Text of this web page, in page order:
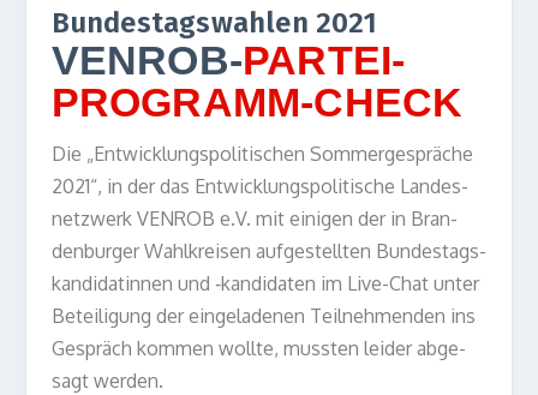
Bundestagswahlen 2021
VENROB-PARTEI-
PROGRAMM-CHECK
Die „Ent­wick­lungs­po­li­ti­schen Som­mer­ge­sprä­che
2021“, in der das Ent­wick­lungs­po­li­ti­sche Lan­des­
netz­werk VENROB e.V. mit eini­gen der in Bran­
den­bur­ger Wahl­krei­sen auf­ge­stell­ten Bun­des­tags­
kan­di­da­tin­nen und ‑kan­di­da­ten im Live-Chat unter
Betei­li­gung der ein­ge­la­de­nen Teil­neh­men­den ins
Gespräch kom­men wollte, muss­ten lei­der abge­
sagt werden.